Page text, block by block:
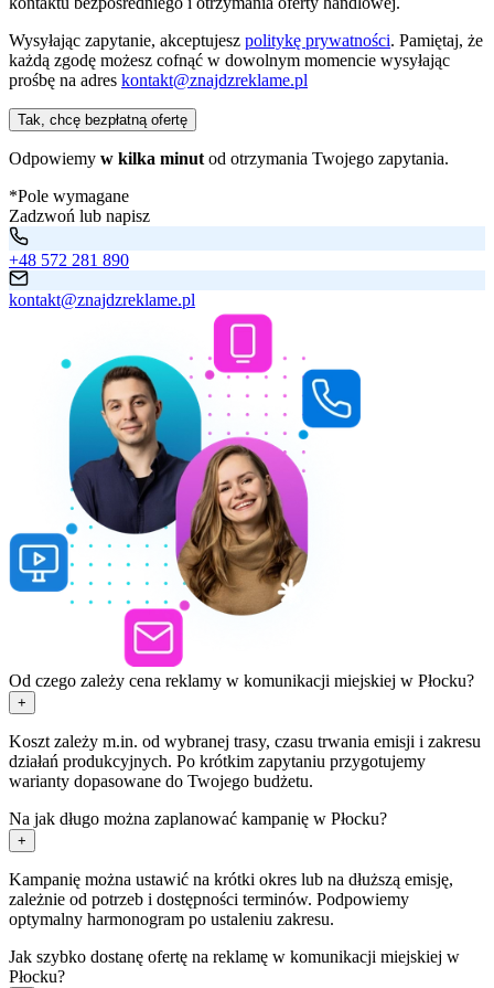
Wysyłając zapytanie, akceptujesz politykę prywatności. Pamiętaj, że
każdą zgodę możesz cofnąć w dowolnym momencie wysyłając
prośbę na adres kontakt@znajdzreklame.pl
Tak, chcę bezpłatną ofertę
Odpowiemy w kilka minut od otrzymania Twojego zapytania.
*Pole wymagane
Zadzwoń lub napisz
+48 572 281 890
kontakt@znajdzreklame.pl
Od czego zależy cena reklamy w komunikacji miejskiej w Płocku?
+
Koszt zależy m.in. od wybranej trasy, czasu trwania emisji i zakresu
działań produkcyjnych. Po krótkim zapytaniu przygotujemy
warianty dopasowane do Twojego budżetu.
Na jak długo można zaplanować kampanię w Płocku?
+
Kampanię można ustawić na krótki okres lub na dłuższą emisję,
zależnie od potrzeb i dostępności terminów. Podpowiemy
optymalny harmonogram po ustaleniu zakresu.
Jak szybko dostanę ofertę na reklamę w komunikacji miejskiej w
Płocku?